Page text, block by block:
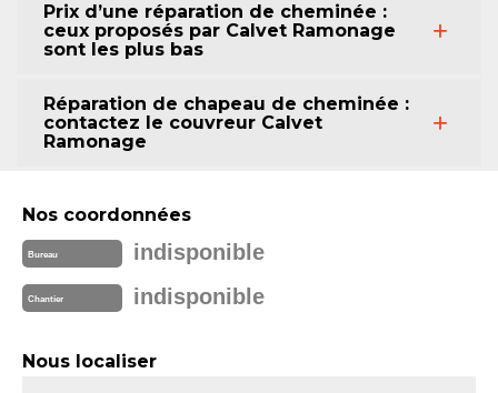
Prix d’une réparation de cheminée :
ceux proposés par Calvet Ramonage
sont les plus bas
Réparation de chapeau de cheminée :
contactez le couvreur Calvet
Ramonage
Nos coordonnées
Bureau indisponible
Chantier indisponible
Nous localiser